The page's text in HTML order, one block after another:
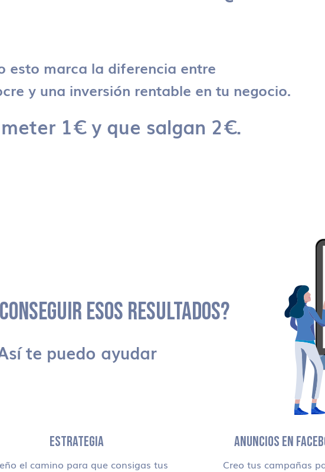
esto marca la diferencia entre
y una inversión rentable en tu negocio.
1€ y que salgan 2€.
ESOS RESULTADOS?
te puedo ayudar
ESTRATEGIA
el camino para que consigas tus
ANUNCIOS EN
Creo tus campañas